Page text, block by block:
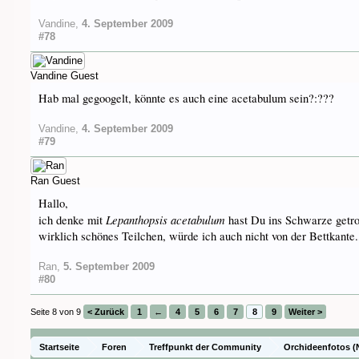
Vandine 4. September 2009
#78
Vandine Guest
Hab mal gegoogelt, könnte es auch eine acetabulum sein?:???
Vandine 4. September 2009
#79
Ran Guest
Hallo,
ich denke mitLepanthopsis acetabulum hast Du ins Schwarze
wirklich schönes Teilchen, würde ich auch nicht von der
Ran 5. September 2009
#80
Seite 8 von 9 < Zurück 1 ← 4 5 6 7 8 9 Weiter >
Startseite Foren Treffpunkt der Community Orchideenfotos